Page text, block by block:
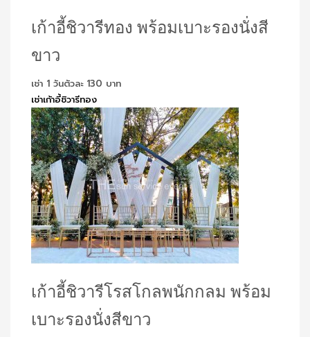
เก้าอี้ชิวารีทอง พร้อมเบาะรองนั่งสี
ขาว
เช่า 1 วันตัวละ 130 บาท
เช่าเก้าอี้ชิวารีทอง
เก้าอี้ชิวารีโรสโกลพนักกลม พร้อม
เบาะรองนั่งสีขาว